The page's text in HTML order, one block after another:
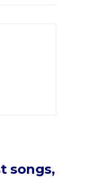
songs,